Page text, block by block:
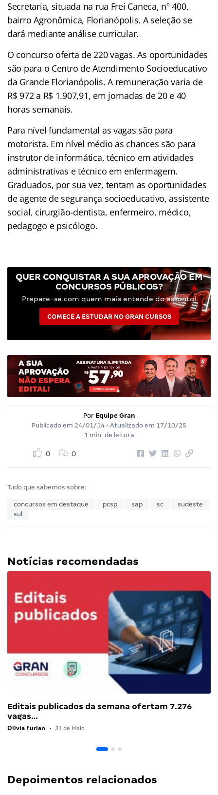
Secretaria, situada na rua Frei Caneca, nº 400,
bairro Agronômica, Florianópolis. A seleção se
dará mediante análise curricular.
O concurso oferta de 220 vagas. As oportunidades
são para o Centro de Atendimento Socioeducativo
da Grande Florianópolis. A remuneração varia de
R$ 972 a R$ 1.907,91, em jornadas de 20 e 40
horas semanais.
Para nível fundamental as vagas são para
motorista. Em nível médio as chances são para
instrutor de informática, técnico em atividades
administrativas e técnico em enfermagem.
Graduados, por sua vez, tentam as oportunidades
de agente de segurança socioeducativo, assistente
social, cirurgião-dentista, enfermeiro, médico,
pedagogo e psicólogo.
QUER CONQUISTAR A SUA APROVAÇÃO EM
CONCURSOS PÚBLICOS?
Prepare-se com quem mais entende do assunto!
COMECE A ESTUDAR NO GRAN CURSOS
Por Equipe Gran
Publicado em 24/01/14 • Atualizado em 17/10/25
1 min. de leitura
0 0
Tudo que sabemos sobre:
concursos em destaque pcsp sap sc
sudeste
sul
Notícias recomendadas
Editais publicados da semana ofertam 7.276
vagas…
Olivia Furlan • 31 de Maio
Depoimentos relacionados